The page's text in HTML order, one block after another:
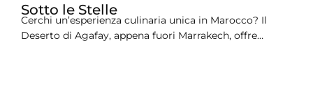
Sotto le Stelle
Cerchi un’esperienza culinaria unica in Marocco? Il
Deserto di Agafay, appena fuori Marrakech, offre